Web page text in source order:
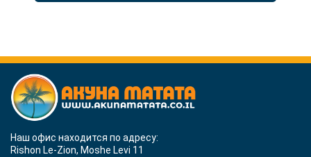
Наш офис находится по адресу:
Rishon Le-Zion, Moshe Levi 11